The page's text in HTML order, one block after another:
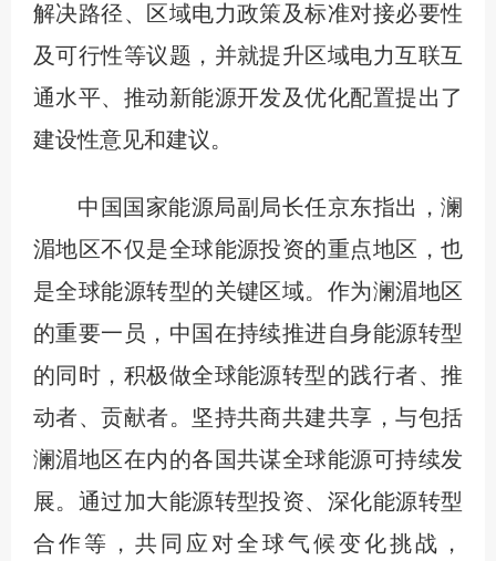
解决路径、区域电力政策及标准对接必要性
及可行性等议题，并就提升区域电力互联互
通水平、推动新能源开发及优化配置提出了
建设性意见和建议。
中国国家能源局副局长任京东指出，澜
湄地区不仅是全球能源投资的重点地区，也
是全球能源转型的关键区域。作为澜湄地区
的重要一员，中国在持续推进自身能源转型
的同时，积极做全球能源转型的践行者、推
动者、贡献者。坚持共商共建共享，与包括
澜湄地区在内的各国共谋全球能源可持续发
展。通过加大能源转型投资、深化能源转型
合作等，共同应对全球气候变化挑战，